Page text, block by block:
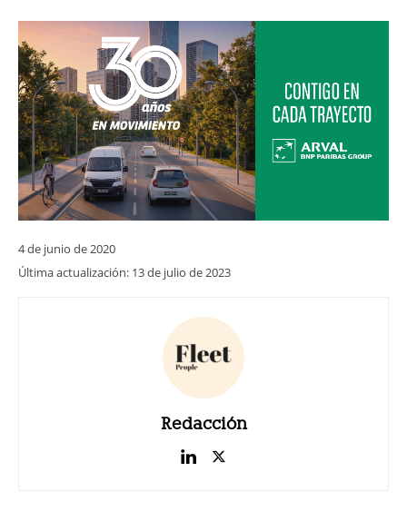
4 de junio de 2020
Última actualización: 13 de julio de 2023
Redacción